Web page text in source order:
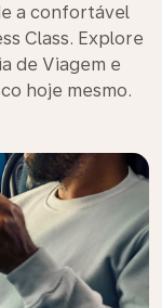
a confortável
Class. Explore
de Viagem e
hoje mesmo.